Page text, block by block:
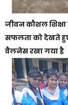
जीवन कौशल शिक्षा
सफलता को देखते
वैलनेस रखा गया है